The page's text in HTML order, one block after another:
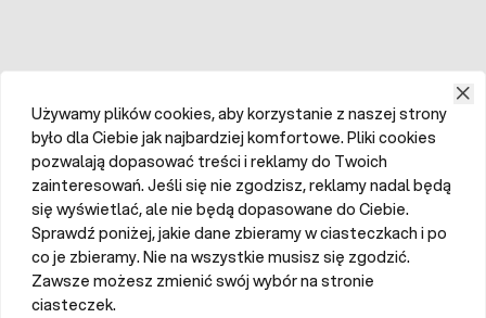
Używamy plików cookies, aby korzystanie z naszej strony
było dla Ciebie jak najbardziej komfortowe. Pliki cookies
pozwalają dopasować treści i reklamy do Twoich
zainteresowań. Jeśli się nie zgodzisz, reklamy nadal będą
się wyświetlać, ale nie będą dopasowane do Ciebie.
Sprawdź poniżej, jakie dane zbieramy w ciasteczkach i po
co je zbieramy. Nie na wszystkie musisz się zgodzić.
Zawsze możesz zmienić swój wybór na stronie
ciasteczek.